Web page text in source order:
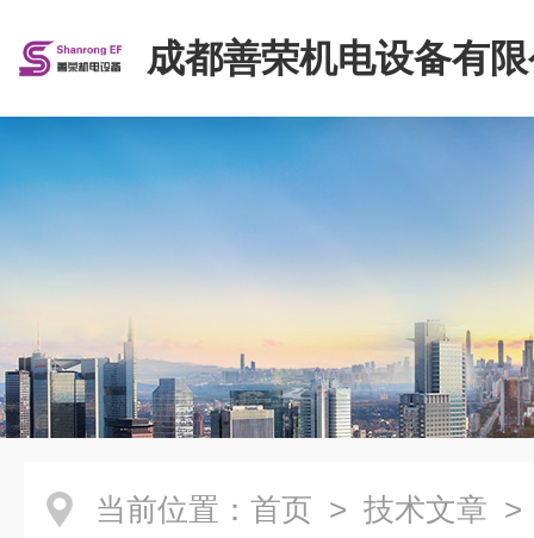
成都善荣机电设备有
当前位置： 首页 > 技术文章 >